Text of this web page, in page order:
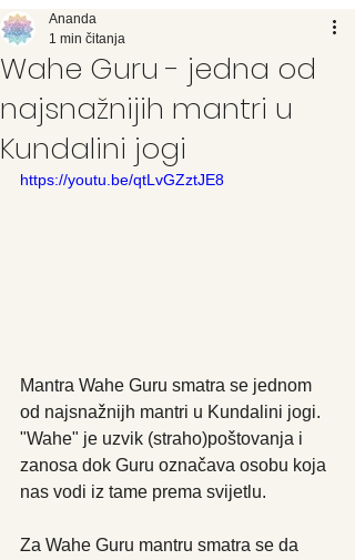
Wahe Guru - jedna od
najsnažnijih mantri u
Kundalini jogi
Ananda
1 min čitanja
https://youtu.be/qtLvGZztJE8
Mantra Wahe Guru smatra se jednom
od najsnažnijh mantri u Kundalini jogi.
"Wahe" je uzvik (straho)poštovanja i
zanosa dok Guru označava osobu koja
nas vodi iz tame prema svijetlu.
Za Wahe Guru mantru smatra se da